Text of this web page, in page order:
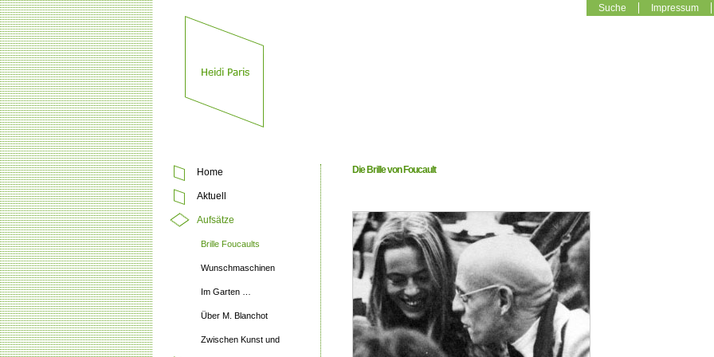
Suche Impressum
Home
Aktuell
Aufsätze
Brille Foucaults
Wunschmaschinen
Im Garten …
Über M. Blanchot
Zwischen Kunst und
Die Brille von Foucault